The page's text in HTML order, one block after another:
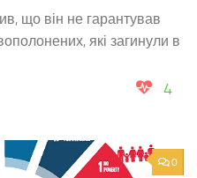
що він не гарантував
які загинули в
4
0